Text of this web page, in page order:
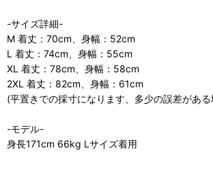
-サイズ詳細-
M 着丈：70cm、身幅：52cm
L 着丈：74cm、身幅：55cm
XL 着丈：78cm、身幅：58cm
2XL 着丈：82cm、身幅：61cm
(平置きでの採寸になります、多少の誤差があ
-モデル-
身長171cm 66kg Lサイズ着用